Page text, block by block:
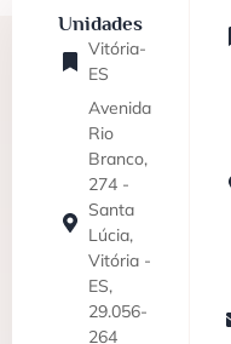
Unidades
Vitória-
ES
Avenida
Rio
Branco,
274 -
Santa
Lúcia,
Vitória -
ES,
29.056-
264